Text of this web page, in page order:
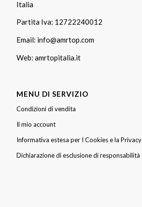
Italia
Partita Iva: 12722240012
Email: info@amrtop.com
Web: amrtopitalia.it
MENU DI SERVIZIO
Condizioni di vendita
Il mio account
Informativa estesa per I Cookies e la Privacy
Dichiarazione di esclusione di responsabilità